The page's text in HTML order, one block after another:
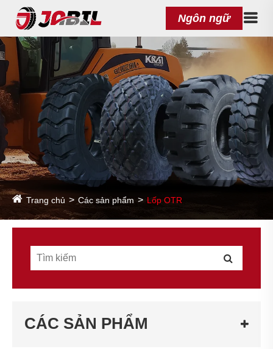
Ngôn ngữ
Trang chủ Các sản phẩm Lốp OTR
CÁC SẢN PHẨM